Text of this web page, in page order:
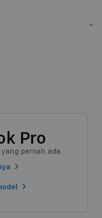
GPU,
Pro
pernah ada.